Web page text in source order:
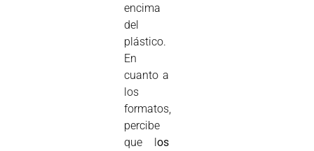
encima
del
plástico.
En
cuanto a
los
formatos,
percibe
que los